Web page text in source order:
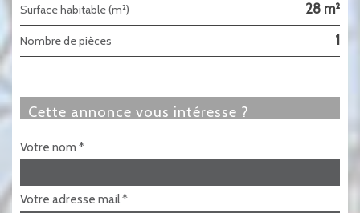
Surface habitable (m²) 28 m²
Nombre de pièces 1
cette annonce vous intéresse ?
Votre nom *
Votre adresse mail *